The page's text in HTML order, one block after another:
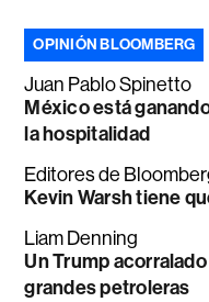
OPINIÓN BLOOMBERG
Juan Pablo Spinetto
México está
la hospitalidad
Editores de
Kevin Warsh tiene
Liam Denning
Un Trump
grandes petroleras